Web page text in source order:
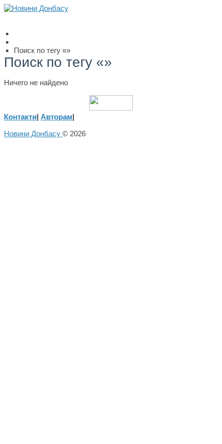
Поиск по тегу «»
Поиск по тегу «»
Ничего не найдено
Контакти| Авторам|
Новини Донбасу © 2026